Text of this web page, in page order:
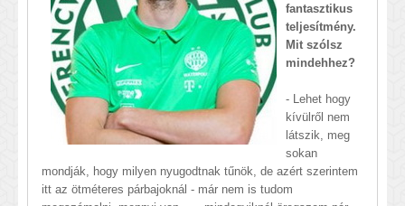
fantasztikus
teljesítmény.
Mit szólsz
mindehhez?
- Lehet hogy
kívülről nem
látszik, meg
sokan
mondják, hogy milyen nyugodtnak tűnök, de azért szerintem
itt az ötméteres párbajoknál - már nem is tudom